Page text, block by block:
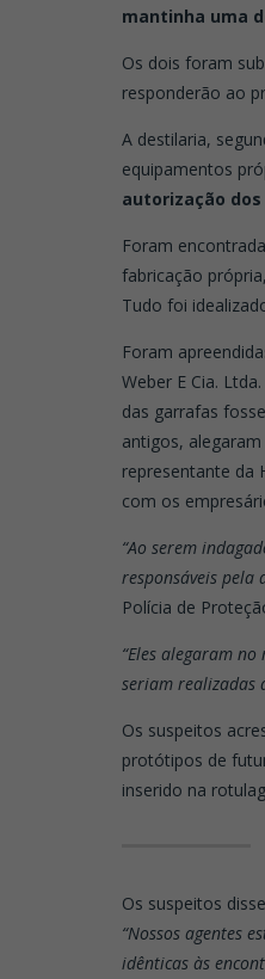
mantinha uma
Os dois foram
responderão ao
A destilaria,
equipamentos
autorização
Foram
fabricação
Tudo foi
Foram
Weber E Cia.
das garrafas
antigos,
representante da
com os
“Ao serem
responsáveis pela
Polícia de
“Eles alegaram
seriam realizadas
Os suspeitos
protótipos de
inserido na
Os suspeitos
“Nossos agentes
idênticas às